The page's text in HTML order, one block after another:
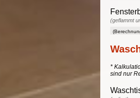
(geflammt
*
sind nur